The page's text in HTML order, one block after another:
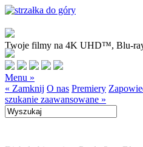
Twoje filmy na 4K UHD™, Blu-
Menu »
« Zamknij O nas Premiery
szukanie zaawansowane »